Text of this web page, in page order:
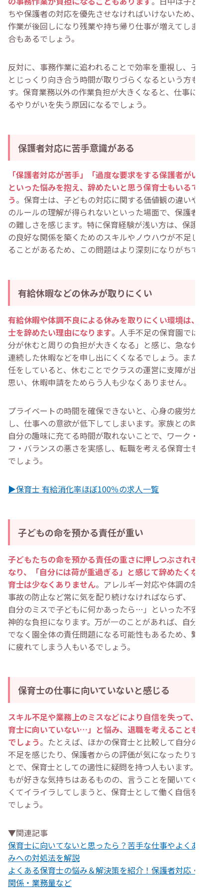
ちや保護者の対応を優先させなければいけないため、事務
作業が後回しになり残業や持ち帰り仕事が増えてしまう場
合もあるでしょう。
反対に、事務作業に追われることで効率を重視し、子ども
とじっくり向き合う時間が取りづらくなるという方もいま
す。保育業務以外の作業負担が大きくなると、仕事に対す
るやりがいを失う原因になるでしょう。
保護者対応に苦手意識がある
「保護者対応が苦手」「過度な要求をする保護者がいる」
といった悩みを抱え、辞めたいと思う保育士もいるでしょ
う。保育士は、子どもの対応に関する価値観の違いや、園
のルールの理解が得られないといった場面で、保護者対応
の難しさを感じます。特に保育経験が浅い方は、保護者と
の良好な関係を築くためのスキルやノウハウが不足してい
ることがあるため、この問題はより深刻になりがちです。
有給休暇などの休みが取りにくい
有給休暇や体調不良による休みを取りにくい環境は、保育
士を辞めたい理由になります。人手不足の保育園では「自
分が休むと周りの負担が大きくなる」と感じ、急な休みや
連続した休暇などを申し出にくくなるでしょう。また、担
任をしていると、休むことでクラスの運営に支障が出ると
思い、休暇申請をためらう人も少なくありません。
プライベートの時間を確保できないと、心身の疲労が蓄積
し、仕事への意欲が低下してしまいます。家族との時間や
自分の趣味に充てる時間が取れないことで、ワーク・ライ
フ・バランスの悪さを実感し、転職を考える保育士もいる
でしょう。
▶保育士 有給消化率ほぼ100％の求人一覧
子どもの命を預かる責任が重い
子どもたちの命を預かる責任の重さに押しつぶされそうに
なり、「自分には荷が重過ぎる」と感じて辞めたくなる保
育士は少なくありません。アレルギー対応や体調の急変、
事故の防止など常に気を配り続けなければならず、「もし
自分のミスで子どもに何かあったら…」といった不安は精
神的な負担になります。万が一のことがあれば、自分だけ
でなく園全体の責任問題になる可能性もあるため、緊張感
に疲れてしまう人もいるでしょう。
保育士の仕事に向いていないと感じる
スキル不足や業務上のミスなどにより自信を失って、「保
育士に向いていない…」と悩み、退職を考えることもある
でしょう。たとえば、ほかの保育士と比較して自分の能力
不足を感じたり、保護者からの評価が気になったりするこ
とで、保育士としての適性に疑問を持つ人もいます。子ど
もが好きな気持ちはあるものの、言うことを聞いてくれな
くてイライラしてしまうと、保育士として働く自信を失う
でしょう。
▼関連記事
保育士に向いてないと思ったら？苦手な仕事やよくある悩
みへの対処法を解説
よくある保育士の悩み＆解決策を紹介！保護者対応・人間
関係・業務量など